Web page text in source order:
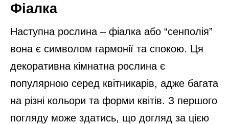
Фіалка
Наступна рослина – фіалка або “сенполія”
вона є символом гармонії та спокою. Ця
декоративна кімнатна рослина є
популярною серед квітникарів, адже багата
на різні кольори та форми квітів. З першого
погляду може здатись, що догляд за цією